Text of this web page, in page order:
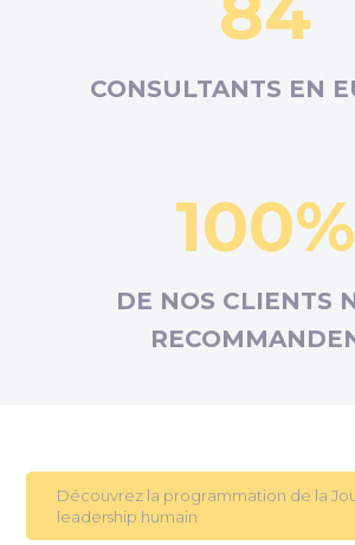
CONSULTANTS EN
100%
DE NOS CLIENTS
Découvrez la programmation de la
leadership humain